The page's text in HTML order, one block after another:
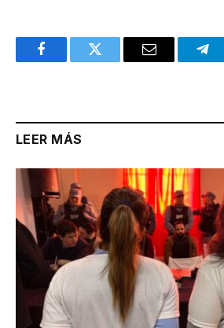
FacebookTwitter Email
LEER MÁS